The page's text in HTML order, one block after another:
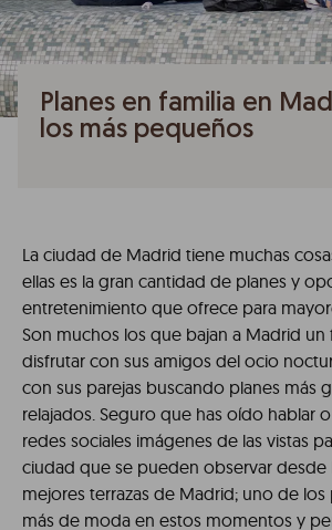
Planes en familia en
los más pequeños
La ciudad de Madrid tiene muchas
ellas es la gran cantidad de planes y
entretenimiento que ofrece para
Son muchos los que bajan a Madrid un
disfrutar con sus amigos del ocio
con sus parejas buscando planes más
relajados. Seguro que has oído hablar
redes sociales imágenes de las vistas
ciudad que se pueden observar desde
mejores terrazas de Madrid; uno de los
más de moda en estos momentos y